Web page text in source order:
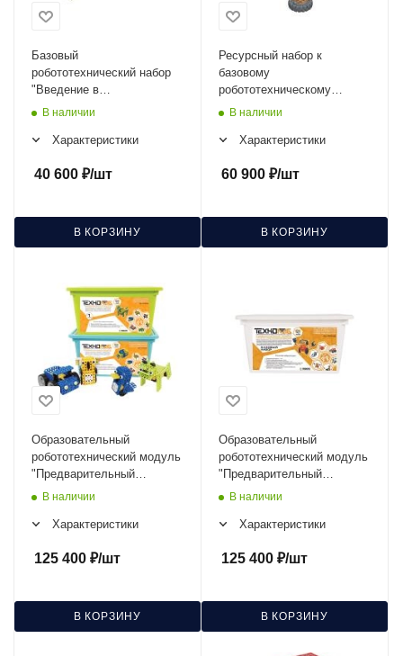
Базовый
робототехнический набор
"Введение в
программирование"
В наличии
Характеристики
40 600 ₽/шт
В КОРЗИНУ
Ресурсный набор к
базовому
робототехническому
набору "Введение в
ВР-0211-Р-20
В наличии
Характеристики
60 900 ₽/шт
В КОРЗИНУ
Образовательный
робототехнический модуль
"Предварительный
уровень" ТР-0152
В наличии
Характеристики
125 400 ₽/шт
В КОРЗИНУ
Образовательный
робототехнический модуль
"Предварительный
уровень. Начала
ТР-0133
В наличии
Характеристики
125 400 ₽/шт
В КОРЗИНУ